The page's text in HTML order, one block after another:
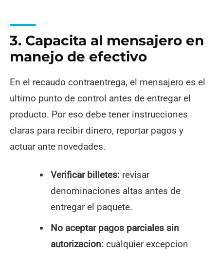
3. Capacita al mensajero en
manejo de efectivo
En el recaudo contraentrega, el mensajero es el
ultimo punto de control antes de entregar el
producto. Por eso debe tener instrucciones
claras para recibir dinero, reportar pagos y
actuar ante novedades.
Verificar billetes: revisar
denominaciones altas antes de
entregar el paquete.
No aceptar pagos parciales sin
autorizacion: cualquier excepcion